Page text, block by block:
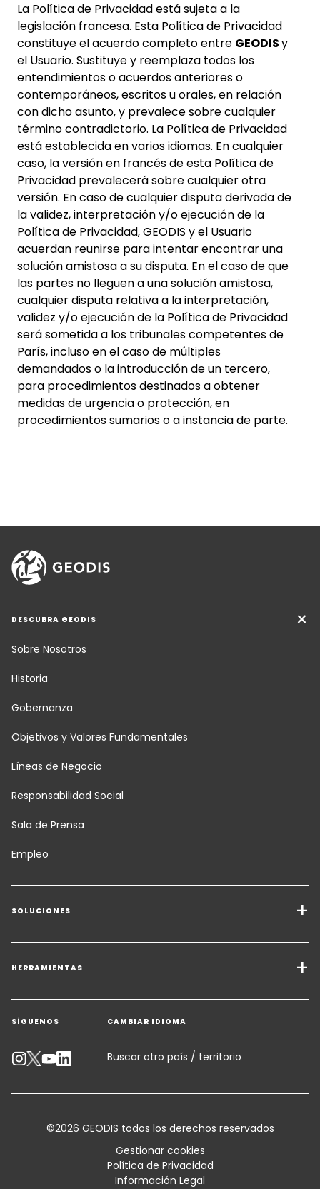
La Política de Privacidad está sujeta a la
legislación francesa. Esta Política de Privacidad
constituye el acuerdo completo entre GEODISy
el Usuario. Sustituye y reemplaza todos los
entendimientos o acuerdos anteriores o
contemporáneos, escritos u orales, en relación
con dicho asunto, y prevalece sobre cualquier
término contradictorio. La Política de Privacidad
está establecida en varios idiomas. En cualquier
caso, la versión en francés de esta Política de
Privacidad prevalecerá sobre cualquier otra
versión. En caso de cualquier disputa derivada de
la validez, interpretación y/o ejecución de la
Política de Privacidad, GEODIS y el Usuario
acuerdan reunirse para intentar encontrar una
solución amistosa a su disputa. En el caso de que
las partes no lleguen a una solución amistosa,
cualquier disputa relativa a la interpretación,
validez y/o ejecución de la Política de Privacidad
será sometida a los tribunales competentes de
París, incluso en el caso de múltiples
demandados o la introducción de un tercero,
para procedimientos destinados a obtener
medidas de urgencia o protección, en
procedimientos sumarios o a instancia de parte.
DESCUBRA GEODIS
Sobre Nosotros
Historia
Gobernanza
Objetivos y Valores Fundamentales
Líneas de Negocio
Responsabilidad Social
Sala de Prensa
Empleo
SOLUCIONES
Servicios de Transporte
Soluciones de Carga
Almacenamiento y Logística de Valor Añadido
Soluciones Sectoriales
HERRAMIENTAS
Solicitar presupuesto
Contactar con un experto
Calculadora de emisiones
Condiciones comerciales generales y certificaciones
SÍGUENOS CAMBIAR IDIOMA
Buscar otro país / territorio
©2026 GEODIS todos los derechos reservados
Gestionar cookies
Política de Privacidad
Información Legal